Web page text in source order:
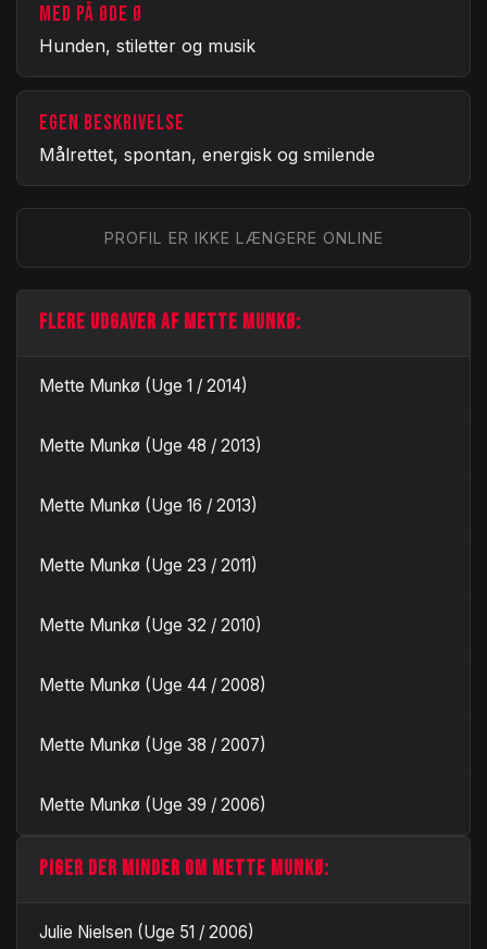
MED PÅ ØDE Ø
Hunden, stiletter og musik
EGEN BESKRIVELSE
Målrettet, spontan, energisk og smilende
PROFIL ER IKKE LÆNGERE ONLINE
FLERE UDGAVER AF METTE MUNKØ:
Mette Munkø (Uge 1 / 2014)
Mette Munkø (Uge 48 / 2013)
Mette Munkø (Uge 16 / 2013)
Mette Munkø (Uge 23 / 2011)
Mette Munkø (Uge 32 / 2010)
Mette Munkø (Uge 44 / 2008)
Mette Munkø (Uge 38 / 2007)
Mette Munkø (Uge 39 / 2006)
PIGER DER MINDER OM METTE MUNKØ:
Julie Nielsen (Uge 51 / 2006)